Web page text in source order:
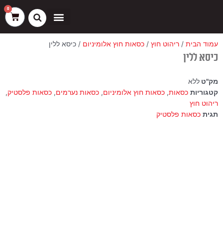
0
עגלת
קניות
עמוד הבית / ריהוט חוץ / כסאות חוץ אלומיניום / כיסא ללין
כיסא ללין
מק"ט ללא
קטגוריות כסאות, כסאות חוץ אלומיניום, כסאות נערמים, כסאות פלסטיק,
ריהוט חוץ
תגית כסאות פלסטיק